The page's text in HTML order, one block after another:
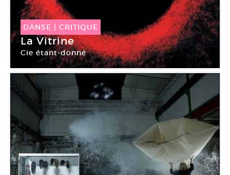
DANSE | CRITIQUE
La Vitrine
Cie étant-donné
Boutique Singer